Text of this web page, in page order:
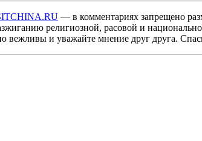
— в комментариях запрещено
религиозной, расовой и
вежливы и уважайте мнение друг друга.